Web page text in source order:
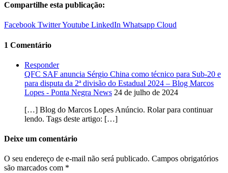
Compartilhe esta publicação:
Facebook TwitterYoutube LinkedIn Whatsapp Cloud
1 Comentário
Responder
QFC SAF anuncia Sérgio China como técnico para Sub-20 e
para disputa da 2ª divisão do Estadual 2024 – Blog Marcos
Lopes - Ponta Negra News 24 de julho de 2024
[…] Blog do Marcos Lopes Anúncio. Rolar para continuar
lendo. Tags deste artigo: […]
Deixe um comentário
O seu endereço de e-mail não será publicado. Campos obrigatórios
são marcados com *